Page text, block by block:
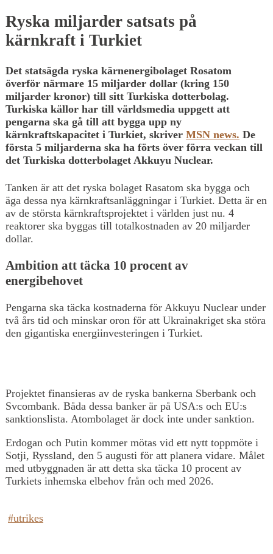
Ryska miljarder satsats på
kärnkraft i Turkiet
Det statsägda ryska kärnenergibolaget Rosatom
överför närmare 15 miljarder dollar (kring 150
miljarder kronor) till sitt Turkiska dotterbolag.
Turkiska källor har till världsmedia uppgett att
pengarna ska gå till att bygga upp ny
kärnkraftskapacitet i Turkiet, skriver MSN news. De
första 5 miljarderna ska ha förts över förra veckan till
det Turkiska dotterbolaget Akkuyu Nuclear.
Tanken är att det ryska bolaget Rasatom ska bygga och
äga dessa nya kärnkraftsanläggningar i Turkiet. Detta är en
av de största kärnkraftsprojektet i världen just nu. 4
reaktorer ska byggas till totalkostnaden av 20 miljarder
dollar.
Ambition att täcka 10 procent av
energibehovet
Pengarna ska täcka kostnaderna för Akkuyu Nuclear under
två års tid och minskar oron för att Ukrainakriget ska störa
den gigantiska energiinvesteringen i Turkiet.
Projektet finansieras av de ryska bankerna Sberbank och
Svcombank. Båda dessa banker är på USA:s och EU:s
sanktionslista. Atombolaget är dock inte under sanktion.
Erdogan och Putin kommer mötas vid ett nytt toppmöte i
Sotji, Ryssland, den 5 augusti för att planera vidare. Målet
med utbyggnaden är att detta ska täcka 10 procent av
Turkiets inhemska elbehov från och med 2026.
#utrikes